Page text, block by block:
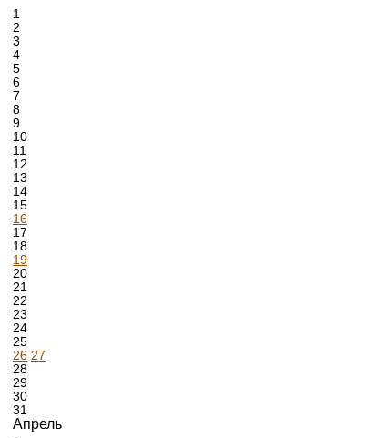
1
2
3
4
5
6
7
8
9
10
11
12
13
14
15
16
17
18
19
20
21
22
23
24
25
26 27
28
29
30
31
Апрель